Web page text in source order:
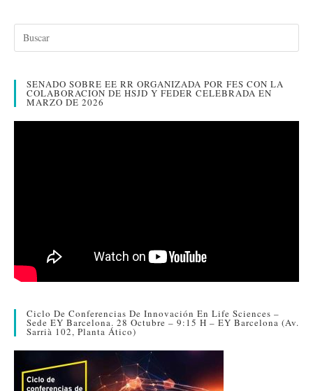
bo
ok
tte
r
ed
In
ailm
pa
r
SENADO SOBRE EE RR ORGANIZADA POR FES CON LA
COLABORACION DE HSJD Y FEDER CELEBRADA EN
MARZO DE 2026
Ciclo De Conferencias De Innovación En Life Sciences –
Sede EY Barcelona. 28 Octubre – 9:15 H – EY Barcelona (Av.
Sarrià 102, Planta Ático)